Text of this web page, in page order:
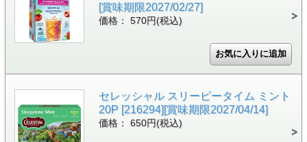
[賞味期限2027/02/27]
価格： 570円(税込)
セレッシャル スリーピータイム ミント
20P [216294][賞味期限2027/04/14]
価格： 650円(税込)